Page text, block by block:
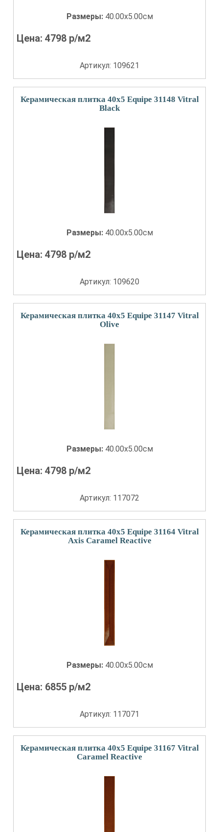
Размеры: 40.00x5.00см
Цена:4798 р/м2
Артикул: 109621
Керамическая плитка 40x5 Equipe 31148 Vitral
Black
Размеры: 40.00x5.00см
Цена:4798 р/м2
Артикул: 109620
Керамическая плитка 40x5 Equipe 31147 Vitral
Olive
Размеры: 40.00x5.00см
Цена:4798 р/м2
Артикул: 117072
Керамическая плитка 40x5 Equipe 31164 Vitral
Axis Caramel Reactive
Размеры: 40.00x5.00см
Цена: 6855 р/м2
Артикул: 117071
Керамическая плитка 40x5 Equipe 31167 Vitral
Caramel Reactive